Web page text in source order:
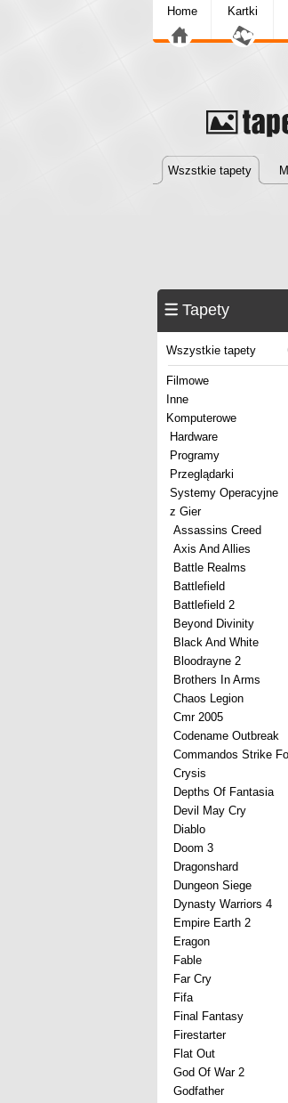
Home Kartki
Wszstkie tapety
Tapety
Wszystkie tapety
Filmowe
Inne
Komputerowe
Hardware
Programy
Przeglądarki
Systemy Operacyjne
z Gier
Assassins Creed
Axis And Allies
Battle Realms
Battlefield
Battlefield 2
Beyond Divinity
Black And White
Bloodrayne 2
Brothers In Arms
Chaos Legion
Cmr 2005
Codename Outbreak
Commandos Strike
Crysis
Depths Of Fantasia
Devil May Cry
Diablo
Doom 3
Dragonshard
Dungeon Siege
Dynasty Warriors 4
Empire Earth 2
Eragon
Fable
Far Cry
Fifa
Final Fantasy
Firestarter
Flat Out
God Of War 2
Godfather